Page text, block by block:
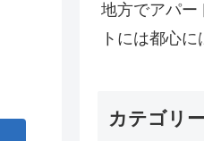
地方でアパー
トには都心
カテゴリー